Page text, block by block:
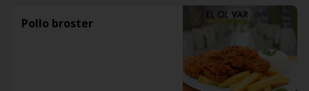
Pollo broster